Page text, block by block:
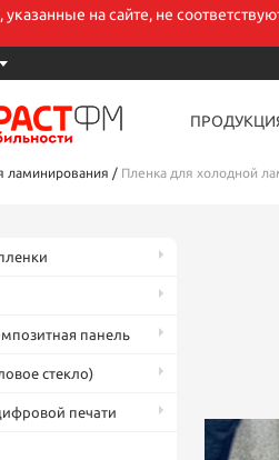
на сайте, не
ламинирования / Пленка для холодной
панель
стекло)
печати